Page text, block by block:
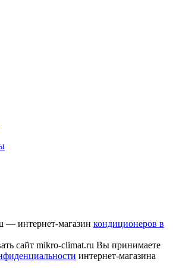
— интернет-магазин кондиционеров в
сайт mikro-climat.ru Вы принимаете
интернет-магазина